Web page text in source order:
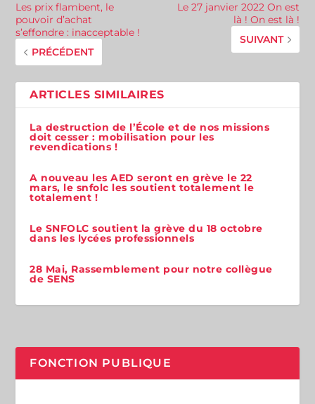
Les prix flambent, le
pouvoir d’achat
s’effondre : inacceptable !
PRÉCÉDENT
Le 27 janvier 2022 On est
là ! On est là !
SUIVANT
ARTICLES SIMILAIRES
La destruction de l’École et de nos missions
doit cesser : mobilisation pour les
revendications !
A nouveau les AED seront en grève le 22
mars, le snfolc les soutient totalement le
totalement !
Le SNFOLC soutient la grève du 18 octobre
dans les lycées professionnels
28 Mai, Rassemblement pour notre collègue
de SENS
FONCTION PUBLIQUE